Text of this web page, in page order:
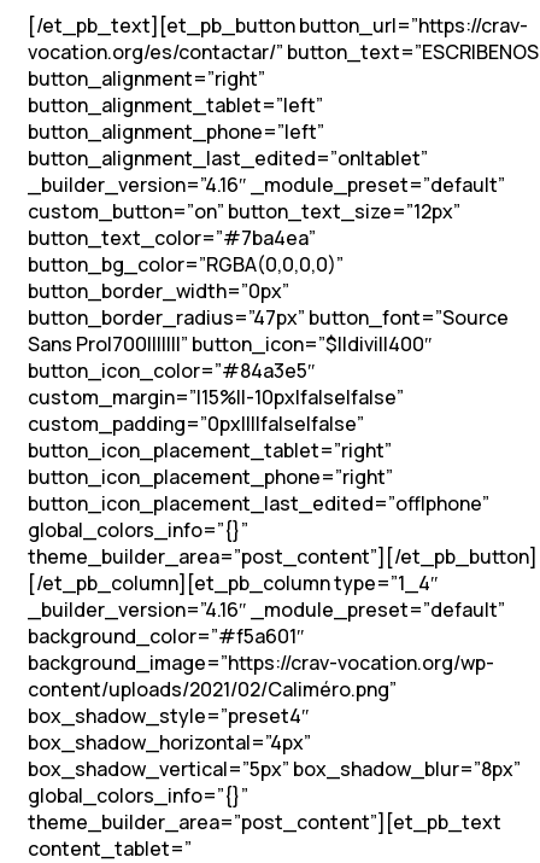
[/et_pb_text][et_pb_button button_url=”https://crav-
vocation.org/es/contactar/”
button_alignment=”right”
button_alignment_tablet=”left”
button_alignment_phone=”left”
button_alignment_last_edited=”on|tablet”
_builder_version=”4.16″ _module_preset=”default”
custom_button=”on” button_text_size=”12px”
button_text_color=”#7ba4ea”
button_bg_color=”RGBA(0,0,0,0)”
button_border_width=”0px”
button_border_radius=”47px” button_font=”Source
Sans Pro|700|||||||” button_icon=”$||divi||400″
button_icon_color=”#84a3e5″
custom_margin=”|15%||-10px|false|false”
custom_padding=”0px||||false|false”
button_icon_placement_tablet=”right”
button_icon_placement_phone=”right”
button_icon_placement_last_edited=”off|phone”
global_colors_info=”{}”
theme_builder_area=”post_content”][/et_pb_button]
[/et_pb_column][et_pb_column type=”1_4″
_builder_version=”4.16″ _module_preset=”default”
background_color=”#f5a601″
background_image=”https://crav-vocation.org/wp-
content/uploads/2021/02/Caliméro.png”
box_shadow_style=”preset4″
box_shadow_horizontal=”4px”
box_shadow_vertical=”5px” box_shadow_blur=”8px”
global_colors_info=”{}”
theme_builder_area=”post_content”][et_pb_text
content_tablet=”